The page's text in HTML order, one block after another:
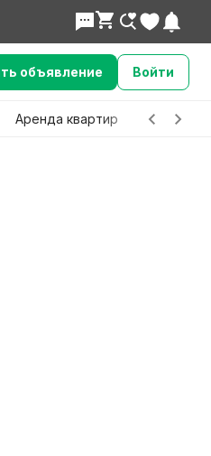
объявление Войти
Аренда квартир Детские